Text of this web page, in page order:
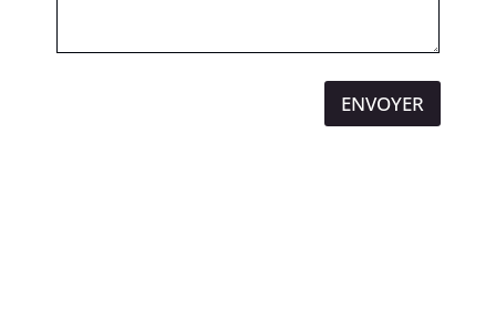
ENVOYER